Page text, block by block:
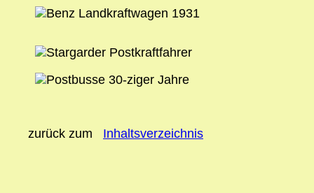
zurück zum Inhaltsverzeichnis